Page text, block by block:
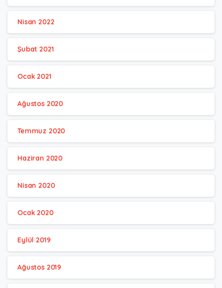
Nisan 2022
Şubat 2021
Ocak 2021
Ağustos 2020
Temmuz 2020
Haziran 2020
Nisan 2020
Ocak 2020
Eylül 2019
Ağustos 2019